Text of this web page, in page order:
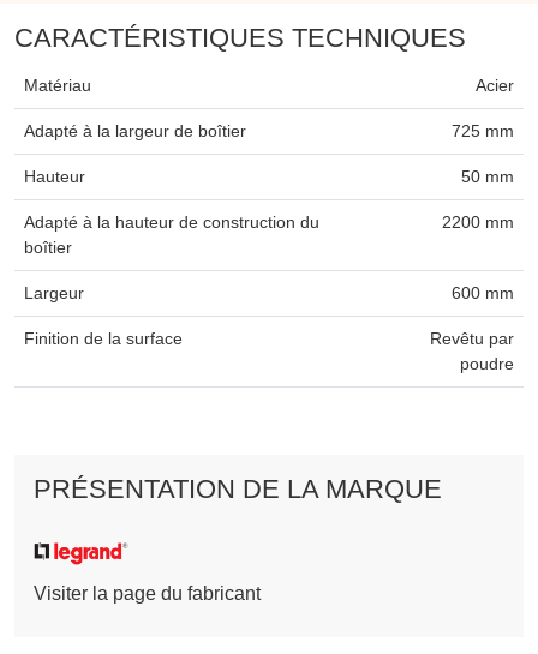
CARACTÉRISTIQUES TECHNIQUES
Matériau Acier
Adapté à la largeur de boîtier 725 mm
Hauteur 50 mm
Adapté à la hauteur de construction du
boîtier
2200 mm
Largeur 600 mm
Finition de la surface
Revêtu par
poudre
PRÉSENTATION DE LA MARQUE
Visiter la page du fabricant